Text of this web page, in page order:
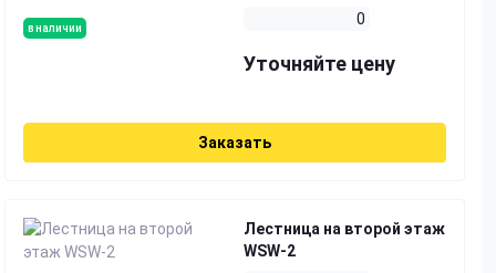
в наличии
0
Уточняйте цену
Заказать
Лестница на второй этаж
WSW-2